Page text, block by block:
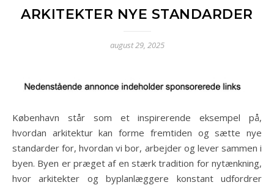
ARKITEKTER NYE STANDARDER
august 29, 2025
København står som et inspirerende eksempel på,
hvordan arkitektur kan forme fremtiden og sætte nye
standarder for, hvordan vi bor, arbejder og lever sammen i
byen. Byen er præget af en stærk tradition for nytænkning,
hvor arkitekter og byplanlæggere konstant udfordrer